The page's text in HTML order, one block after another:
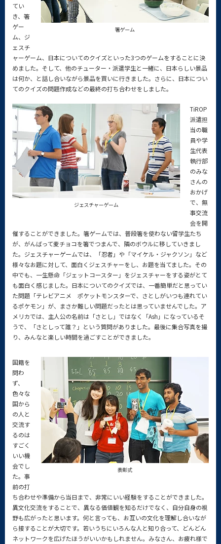
箸ゲーム
てい
き、箸
ゲー
ム、ジ
ェスチ
ャーゲーム、日本についてのクイズといった3つのゲームをすることに決
めました。そして、他のチューター・派遣学生と一緒に、日本らしい景品
は何か、と話し合いながら景品を買いに行きました。さらに、日本につい
てのクイズの問題作成などの最終の打ち合わせをしました。
ジェスチャーゲーム
TiROP
派遣担
当の職
員や学
生代表
執行部
のみな
さんの
おかげ
で、無
事交流
会を開
催することができました。箸ゲームでは、普段箸を使わない留学生たち
が、がんばって麦チョコを箸でつまんで、隣のボウルに移していきまし
た。ジェスチャーゲームでは、「忍者」や「マイケル・ジャクソン」など
様々なお題に対して、面白くジェスチャーをし、お題を当てました。その
中でも、一生懸命「ジェットコースター」をジェスチャーをする姿がとて
も面白く感じました。日本についてのクイズでは、一番簡単だと思ってい
た問題「テレビアニメ ポケットモンスターで、さとしがいつも連れてい
るポケモン」が、まさか難しい問題だったとは思っていませんでした。ア
メリカでは、主人公の名前は「さとし」ではなく「Ash」になっているそ
うで、「さとしって誰？」という質問がありました。最後に集合写真を撮
り、みんなと楽しい時間を過ごすことができました。
表彰式
国籍を
問わ
ず、
色々な
国から
の人と
交流す
るのは
すごく
いい機
会でし
た。事
前の打
ち合わせや準備から当日まで、非常にいい経験をすることができました。
異文化交流をすることで、異なる価値観を知るだけでなく、自分自身の視
野も広がったと思います。何と言っても、お互いの文化を理解し合いなが
ら接することが大切です。若いうちにいろんな人と知り合って、どんどん
ネットワークを広げたほうがいいかもしれません。みなさん、お疲れ様で